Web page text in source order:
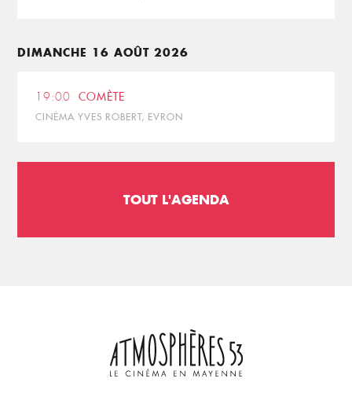
DIMANCHE 16 AOÛT 2026
19:00 COMÈTE
CINÉMA YVES ROBERT, EVRON
TOUT L'AGENDA